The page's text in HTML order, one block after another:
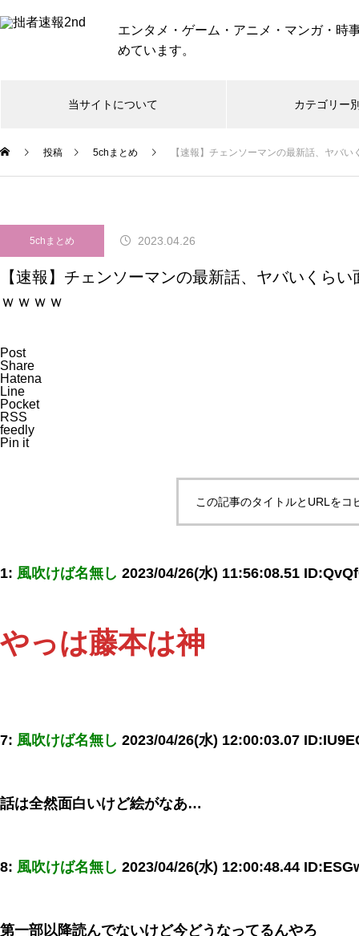
エンタメ・ゲーム・アニメ・マンガ・時
めています。
当サイトについて カテゴリー
投稿 5chまとめ 【速報】チェンソーマンの最新話、ヤバ
5chまとめ 2023.04.26
【速報】チェンソーマンの最新話、ヤバいくら
ｗｗｗｗ
Post
Share
Hatena
Line
Pocket
RSS
feedly
Pin it
この記事のタイトルとURLをコ
1: 風吹けば名無し 2023/04/26(水) 11:56:08.51
やっは藤本は神
7: 風吹けば名無し 2023/04/26(水) 12:00:03.07
話は全然面白いけど絵がなあ…
8: 風吹けば名無し 2023/04/26(水) 12:00:48.44
第一部以降読んでないけど今どうなってるんやろ